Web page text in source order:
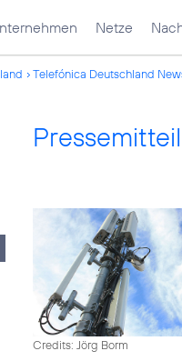
Netze
Telefónica Deutschland
Credits: Jörg Borm